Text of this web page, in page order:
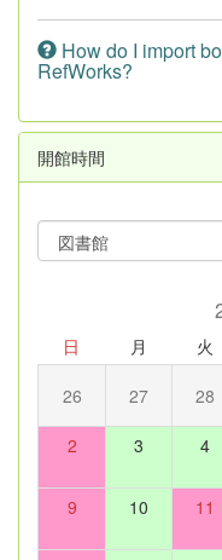
How do I import
RefWorks?
開館時間
日 月 火
26 27 28
2 3 4
9 10 11